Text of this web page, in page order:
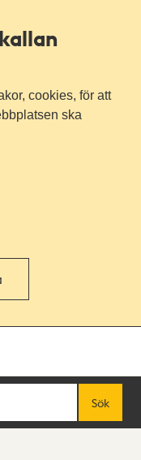
cookies, för att
ska
Sök